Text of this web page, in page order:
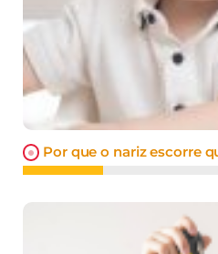
Por que o nariz escorre